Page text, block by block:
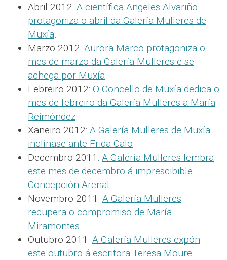
Abril 2012: A científica Angeles Alvariño
protagoniza o abril da Galería Mulleres de
Muxía.
Marzo 2012: Aurora Marco protagoniza o
mes de marzo da Galería Mulleres e se
achega por Muxía.
Febreiro 2012: O Concello de Muxía dedica o
mes de febreiro da Galería Mulleres a María
Reimóndez.
Xaneiro 2012: A Galería Mulleres de Muxía
inclínase ante Frida Calo.
Decembro 2011: A Galería Mulleres lembra
este mes de decembro á imprescibible
Concepción Arenal.
Novembro 2011: A Galería Mulleres
recupera o compromiso de María
Miramontes.
Outubro 2011: A Galería Mulleres expón
este outubro á escritora Teresa Moure.